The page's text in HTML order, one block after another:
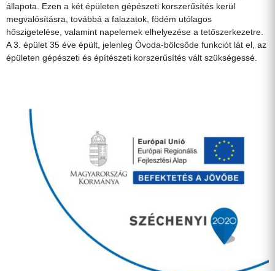
állapota. Ezen a két épületen gépészeti korszerűsítés kerül
megvalósításra, továbbá a falazatok, födém utólagos
hőszigetelése, valamint napelemek elhelyezése a tetőszerkezetre.
A 3. épület 35 éve épült, jelenleg Óvoda-bölcsőde funkciót lát el, az
épületen gépészeti és építészeti korszerűsítés vált szükségessé.